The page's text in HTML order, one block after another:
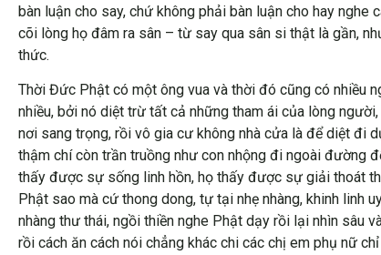
bàn luận cho say, chứ không phải bàn luận cho hay
cõi lòng họ đâm ra sân – từ say qua sân si thật là gần,
thức.
Thời Đức Phật có một ông vua và thời đó cũng có nhiều
nhiều, bởi nó diệt trừ tất cả những tham ái của lòng
nơi sang trọng, rồi vô gia cư không nhà cửa là để diệt đi
thậm chí còn trần truồng như con nhộng đi ngoài đường
thấy được sự sống linh hồn, họ thấy được sự giải thoát
Phật sao mà cứ thong dong, tự tại nhẹ nhàng, khinh linh
nhàng thư thái, ngồi thiền nghe Phật dạy rồi lại nhìn sâu
rồi cách ăn cách nói chẳng khác chi các chị em phụ nữ